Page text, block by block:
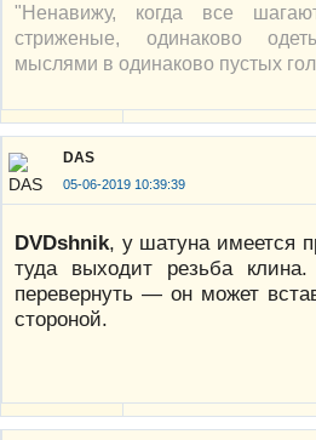
"Ненавижу, когда все
стриженые, одинаково
мыслями в одинаково пустых
DAS
05-06-2019 10:39:39
DVDshnik, у шатуна имеется
туда выходит резьба
перевернуть — он может
стороной.